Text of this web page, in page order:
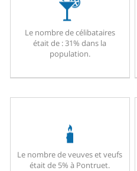
Le nombre de célibataires
était de : 31% dans la
population.
Le nombre de veuves et veufs
était de 5% à Pontruet.